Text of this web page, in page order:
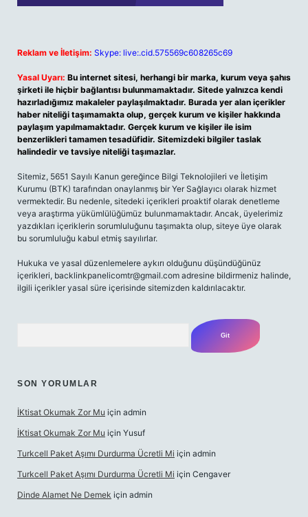
Reklam ve İletişim: Skype: live:.cid.575569c608265c69
Yasal Uyarı: Bu internet sitesi, herhangi bir marka, kurum veya şahıs
şirketi ile hiçbir bağlantısı bulunmamaktadır. Sitede yalnızca kendi
hazırladığımız makaleler paylaşılmaktadır. Burada yer alan içerikler
haber niteliği taşımamakta olup, gerçek kurum ve kişiler hakkında
paylaşım yapılmamaktadır. Gerçek kurum ve kişiler ile isim
benzerlikleri tamamen tesadüfidir. Sitemizdeki bilgiler taslak
halindedir ve tavsiye niteliği taşımazlar.
Sitemiz, 5651 Sayılı Kanun gereğince Bilgi Teknolojileri ve İletişim
Kurumu (BTK) tarafından onaylanmış bir Yer Sağlayıcı olarak hizmet
vermektedir. Bu nedenle, sitedeki içerikleri proaktif olarak denetleme
veya araştırma yükümlülüğümüz bulunmamaktadır. Ancak, üyelerimiz
yazdıkları içeriklerin sorumluluğunu taşımakta olup, siteye üye olarak
bu sorumluluğu kabul etmiş sayılırlar.
Hukuka ve yasal düzenlemelere aykırı olduğunu düşündüğünüz
içerikleri, backlinkpanelicomtr@gmail.com adresine bildirmeniz halinde,
ilgili içerikler yasal süre içerisinde sitemizden kaldırılacaktır.
SON YORUMLAR
İKtisat Okumak Zor Mu için admin
İKtisat Okumak Zor Mu için Yusuf
Turkcell Paket Aşımı Durdurma Ücretli Mi için admin
Turkcell Paket Aşımı Durdurma Ücretli Mi için Cengaver
Dinde Alamet Ne Demek için admin